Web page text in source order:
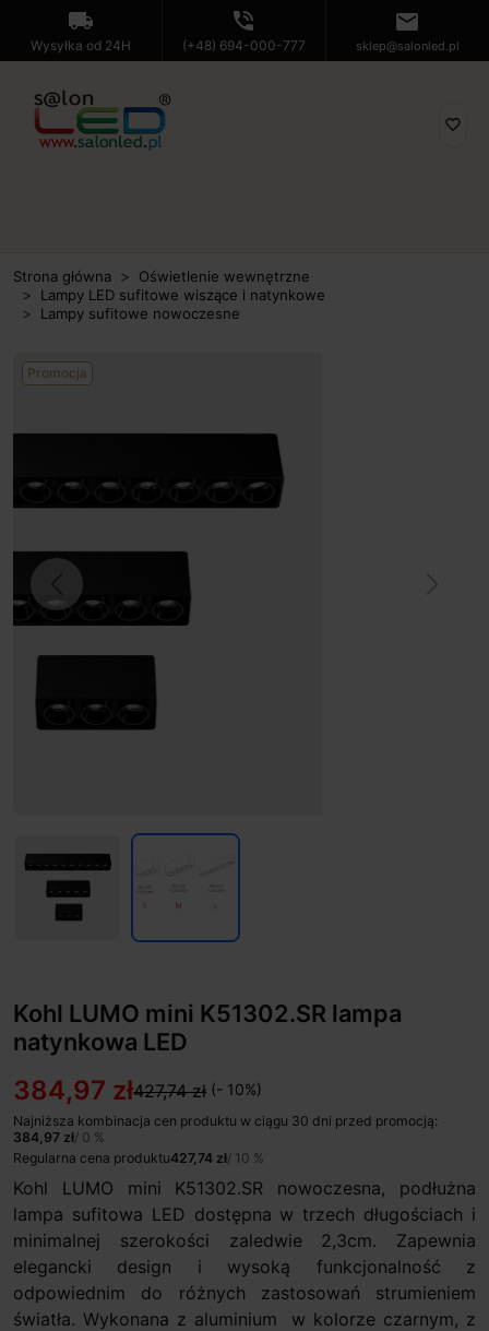
local_shipping
Wysyłka od 24H
phone_in_talk
(+48) 694-000-777
mail
sklep@salonled.pl
favorite_border
Strona główna
Oświetlenie wewnętrzne
Lampy LED sufitowe wiszące i natynkowe
Lampy sufitowe nowoczesne
Promocja
Previous
Kohl LUMO mini K51302.SR lampa
natynkowa LED
384,97 zł427,74 zł (- 10%)
Najniższa kombinacja cen produktu w ciągu 30 dni przed promocją:
384,97 zł/ 0 %
Regularna cena produktu427,74 zł/ 10 %
Kohl LUMO mini K51302.SR nowoczesna, podłużna
lampa sufitowa LED dostępna w trzech długościach i
minimalnej szerokości zaledwie 2,3cm. Zapewnia
elegancki design i wysoką funkcjonalność z
odpowiednim do różnych zastosowań strumieniem
światła. Wykonana z aluminium w kolorze czarnym, z